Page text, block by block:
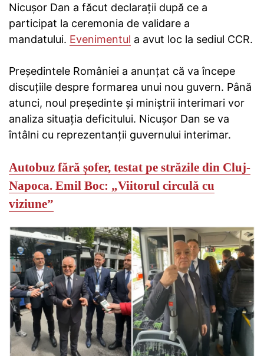
Nicușor Dan a făcut declarații după ce a
participat la ceremonia de validare a
mandatului. Evenimentul a avut loc la sediul CCR.
Președintele României a anunțat că va începe
discuțiile despre formarea unui nou guvern. Până
atunci, noul președinte și miniștrii interimari vor
analiza situația deficitului. Nicușor Dan se va
întâlni cu reprezentanții guvernului interimar.
Autobuz fără șofer, testat pe străzile din Cluj-
Napoca. Emil Boc: „Viitorul circulă cu
viziune”